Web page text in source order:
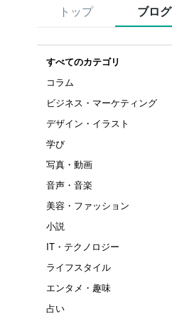
トップ ブログ
すべてのカテゴリ
コラム
ビジネス・マーケティング
デザイン・イラスト
学び
写真・動画
音声・音楽
美容・ファッション
小説
IT・テクノロジー
ライフスタイル
エンタメ・趣味
占い